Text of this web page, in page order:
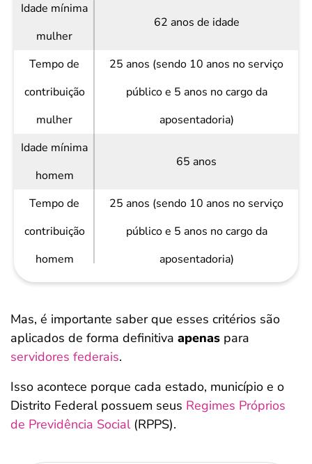
Idade mínima
mulher
62 anos de idade
Tempo de
contribuição
mulher
25 anos (sendo 10 anos no serviço
público e 5 anos no cargo da
aposentadoria)
Idade mínima
homem
65 anos
Tempo de
contribuição
homem
25 anos (sendo 10 anos no serviço
público e 5 anos no cargo da
aposentadoria)
Mas, é importante saber que esses critérios são
aplicados de forma definitiva apenas para
servidores federais.
Isso acontece porque cada estado, município e o
Distrito Federal possuem seus Regimes Próprios
de Previdência Social(RPPS).